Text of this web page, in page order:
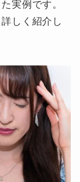
実例です。
しく紹介し